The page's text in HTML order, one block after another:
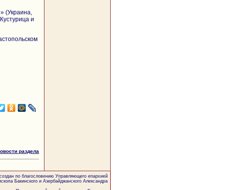
(Украина,
и
раздела
по благословению Управляющего епархией
Бакинского и Азербайджанского Александра